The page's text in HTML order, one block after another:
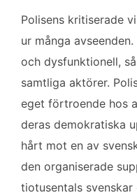
c
e
o
o
k
i
t
e
r
a
i
n
k
d
I
n
l
Polisens kritiserade
ur många
och dysfunktionell,
samtliga aktörer.
eget förtroende hos
deras demokratiska
hårt mot en av
den organiserade
tiotusentals svenskar